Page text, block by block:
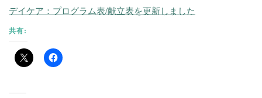
デイケア：プログラム表/献立表を更新しました
共有: